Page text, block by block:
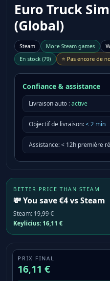
Euro Truck
(Global)
Steam More Steam games
En stock (79) ⭐ Pas encore de
Confiance & assistance
Livraison auto :active
Objectif de livraison:<2 min
Assistance:< 12h première
BETTER PRICE THAN STEAM
💸 You save €4 vs Steam
Steam:19,99 €
Keylicius: 16,11 €
PRIX FINAL
16,11 €